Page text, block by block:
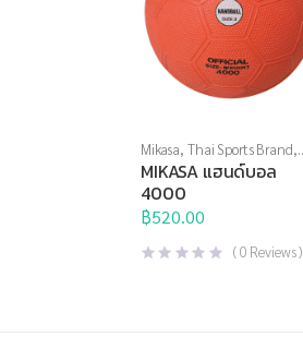
Mikasa, Thai Sports Brand,
กีฬาประเภททีม,ลูกบอล,
แฮนด์บอล
MIKASA แฮนด์บอล
4000
฿520.00
(0 Reviews )